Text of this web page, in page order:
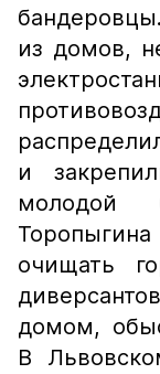
из домов,
и
молодой
очищать
домом,
В